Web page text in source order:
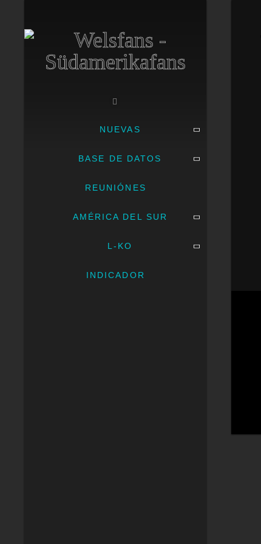
NUEVAS
BASE DE DATOS
REUNIÓNES
AMÉRICA DEL SUR
L-KO
INDICADOR